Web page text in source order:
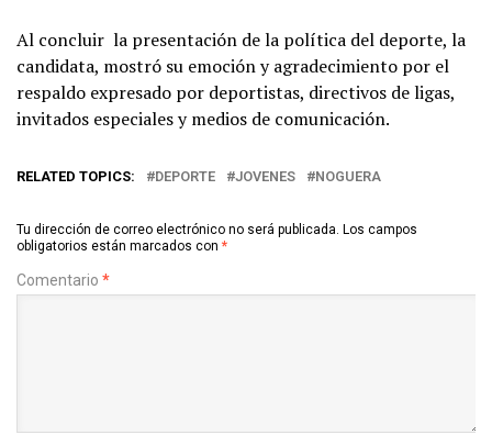
Al concluir la presentación de la política del deporte, la
candidata, mostró su emoción y agradecimiento por el
respaldo expresado por deportistas, directivos de ligas,
invitados especiales y medios de comunicación.
RELATED TOPICS: DEPORTE JOVENES NOGUERA
Tu dirección de correo electrónico no será publicada. Los campos
obligatorios están marcados con *
Comentario *